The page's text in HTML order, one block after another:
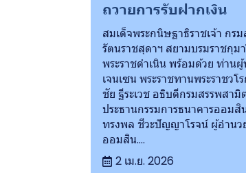
ถวายการรับฝากเงิน
สมเด็จพระกนิษฐาธิราชเจ้า กร
รัตนราชสุดาฯ สยามบรมราชกุม
พระราชดำเนิน พร้อมด้วย ท่าน
เจนเซน พระราชทานพระราชวโ
ชัย ฐีระเวช อธิบดีกรมสรรพสามิ
ประธานกรรมการธนาคารออม
ทรงพล ชีวะปัญญาโรจน์ ผู้อำนว
ออมสิน....
2 เม.ย. 2026